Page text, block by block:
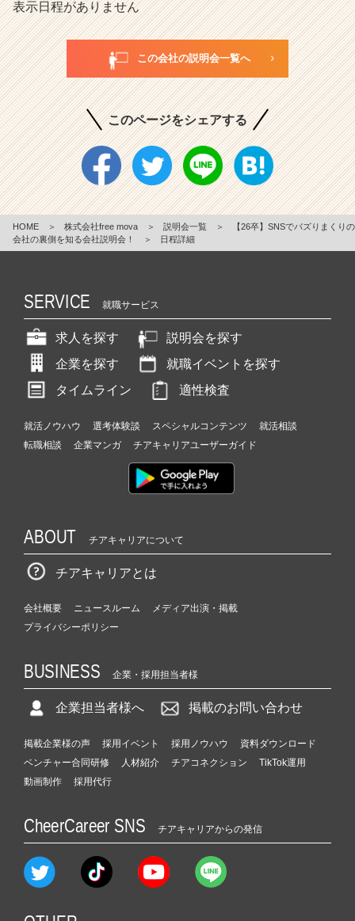
表示日程がありません
この会社の説明会一覧へ
このページをシェアする
HOME ＞ 株式会社free mova ＞ 説明会一覧 ＞
【26卒】SNSでバズりまくりの
会社の裏側を知る会社説明会！
＞ 日程詳細
SERVICE 就職サービス
求人を探す
説明会を探す
企業を探す
就職イベントを探す
タイムライン
適性検査
就活ノウハウ 選考体験談 スペシャルコンテンツ
就活相談
転職相談
企業マンガ チアキャリアユーザーガイド
ABOUT チアキャリアについて
チアキャリアとは
会社概要 ニュースルーム
メディア出演・掲載
プライバシーポリシー
BUSINESS 企業・採用担当者様
企業担当者様へ 掲載のお問い合わせ
掲載企業様の声 採用イベント 採用ノウハウ
資料ダウンロード
ベンチャー合同研修
人材紹介 チアコネクション
TikTok運用
動画制作
採用代行
CheerCareer SNS チアキャリアからの発信